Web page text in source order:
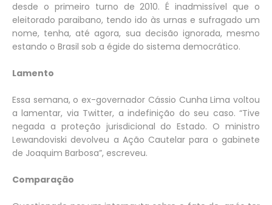
desde o primeiro turno de 2010. É inadmissível que o
eleitorado paraibano, tendo ido às urnas e sufragado um
nome, tenha, até agora, sua decisão ignorada, mesmo
estando o Brasil sob a égide do sistema democrático.
Lamento
Essa semana, o ex-governador Cássio Cunha Lima voltou
a lamentar, via Twitter, a indefinição do seu caso. “Tive
negada a proteção jurisdicional do Estado. O ministro
Lewandoviski devolveu a Ação Cautelar para o gabinete
de Joaquim Barbosa”, escreveu.
Comparação